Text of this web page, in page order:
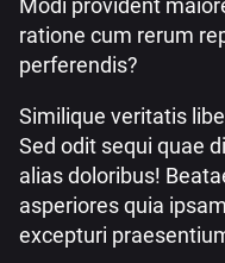
Modi provident
ratione cum rerum
perferendis?
Similique veritatis
Sed odit sequi quae
alias doloribus!
asperiores quia
excepturi